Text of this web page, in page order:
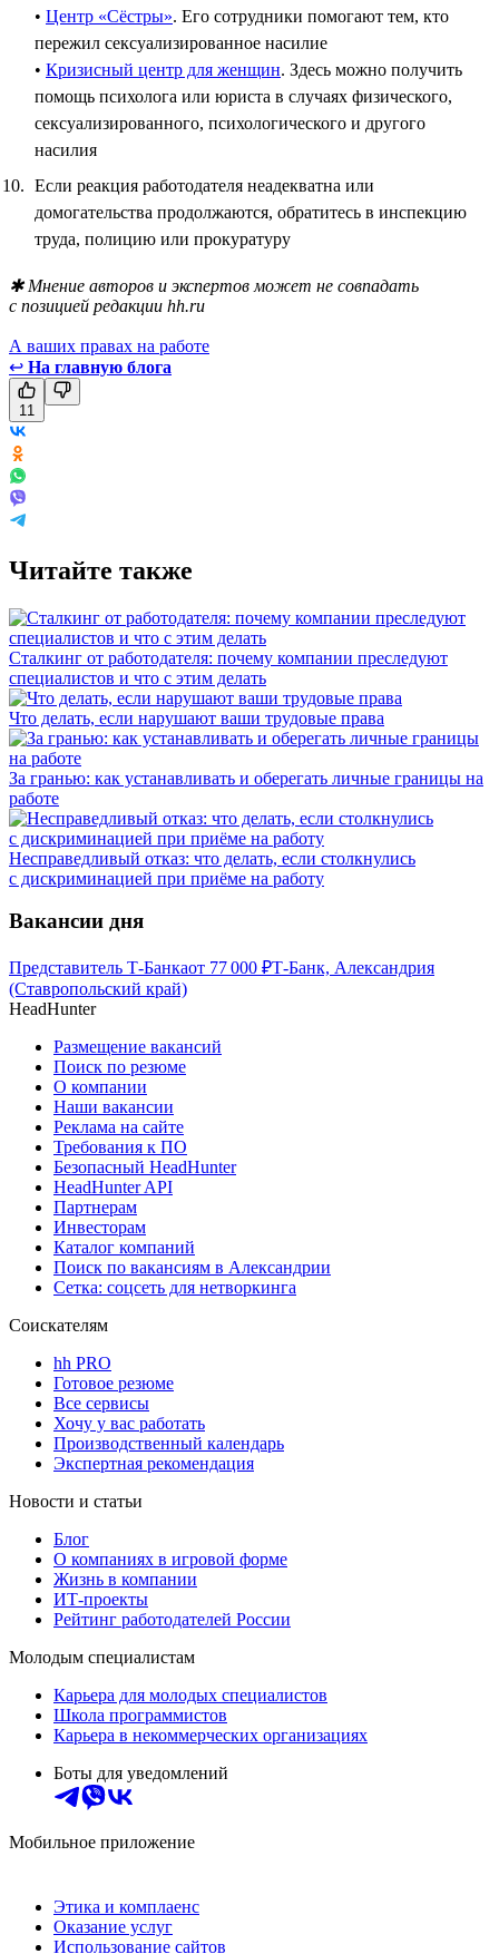
• Центр «Сёстры». Его сотрудники помогают тем, кто
пережил сексуализированное насилие
• Кризисный центр для женщин. Здесь можно получить
помощь психолога или юриста в случаях физического,
сексуализированного, психологического и другого
насилия
Если реакция работодателя неадекватна или
домогательства продолжаются, обратитесь в инспекцию
труда, полицию или прокуратуру
✱ Мнение авторов и экспертов может не совпадать
с позицией редакции hh.ru
А ваших правах на работе
↩ На главную блога
11
Читайте также
Сталкинг от работодателя: почему компании преследуют
специалистов и что с этим делать
Что делать, если нарушают ваши трудовые права
За гранью: как устанавливать и оберегать личные границы на
работе
Несправедливый отказ: что делать, если столкнулись
с дискриминацией при приёме на работу
Вакансии дня
Представитель Т-Банкаот 77 000 ₽Т-Банк, Александрия
(Ставропольский край)
HeadHunter
Размещение вакансий
Поиск по резюме
О компании
Наши вакансии
Реклама на сайте
Требования к ПО
Безопасный HeadHunter
HeadHunter API
Партнерам
Инвесторам
Каталог компаний
Поиск по вакансиям в Александрии
Сетка: соцсеть для нетворкинга
Соискателям
hh PRO
Готовое резюме
Все сервисы
Хочу у вас работать
Производственный календарь
Экспертная рекомендация
Новости и статьи
Блог
О компаниях в игровой форме
Жизнь в компании
ИТ-проекты
Рейтинг работодателей России
Молодым специалистам
Карьера для молодых специалистов
Школа программистов
Карьера в некоммерческих организациях
Боты для уведомлений
Мобильное приложение
Этика и комплаенс
Оказание услуг
Использование сайтов